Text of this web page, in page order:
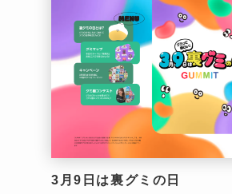
3月9日は裏グミの日